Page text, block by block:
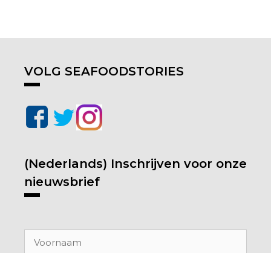
VOLG SEAFOODSTORIES
(Nederlands) Inschrijven voor onze
nieuwsbrief